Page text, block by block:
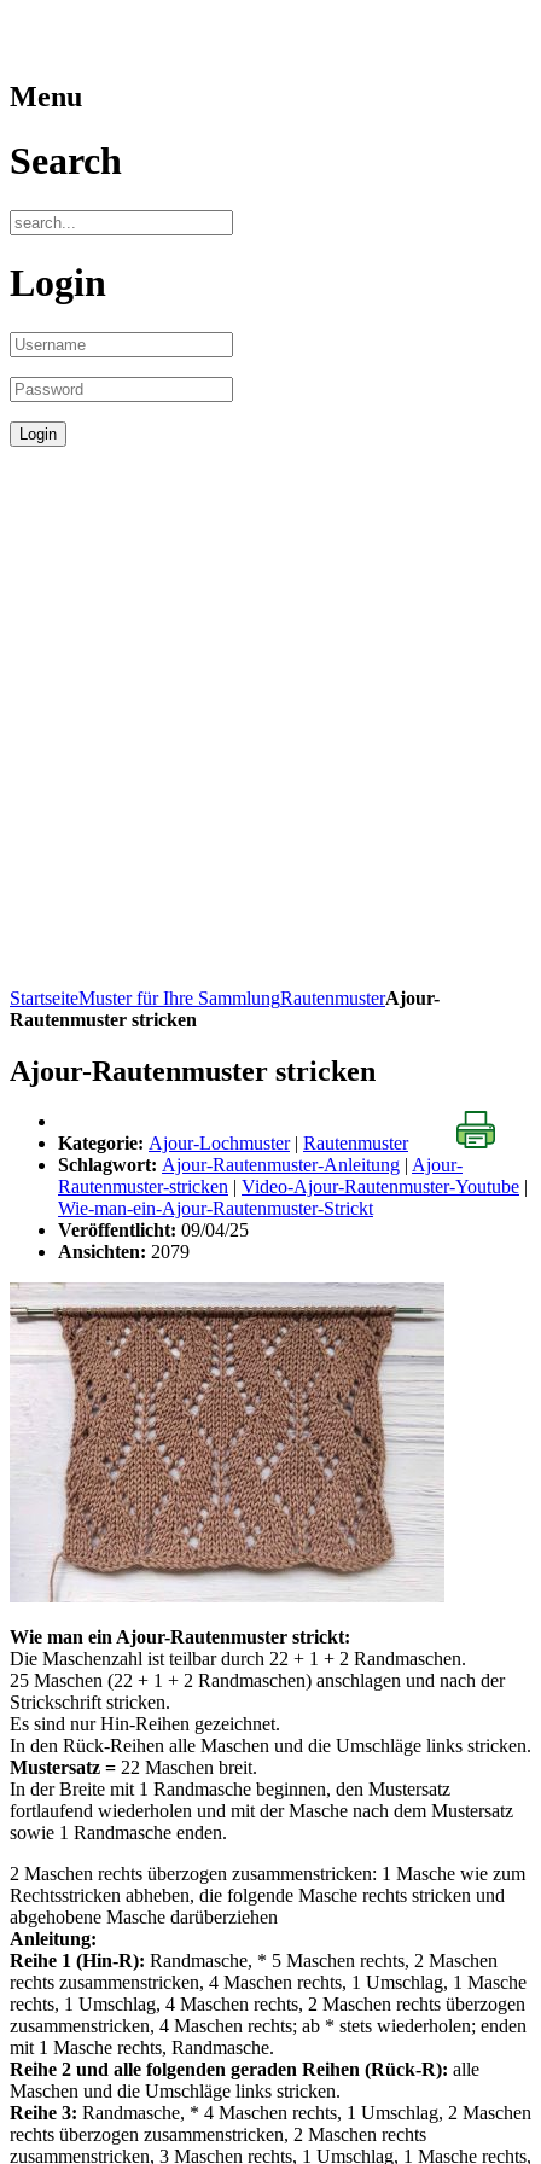
Menu
Search
Login
StartseiteMuster für Ihre SammlungRautenmusterAjour-
Rautenmuster stricken
Ajour-Rautenmuster stricken
Kategorie: Ajour-Lochmuster| Rautenmuster
Schlagwort: Ajour-Rautenmuster-Anleitung Ajour-
Rautenmuster-stricken
Video-Ajour-Rautenmuster-Youtube
Wie-man-ein-Ajour-Rautenmuster-Strickt
Veröffentlicht: 09/04/25
Ansichten: 2079
Wie man ein Ajour-Rautenmuster strickt:
Die Maschenzahl ist teilbar durch 22 + 1 + 2 Randmaschen.
25 Maschen (22 + 1 + 2 Randmaschen) anschlagen und nach der
Strickschrift stricken.
Es sind nur Hin-Reihen gezeichnet.
In den Rück-Reihen alle Maschen und die Umschläge links stricken.
Mustersatz = 22 Maschen breit.
In der Breite mit 1 Randmasche beginnen, den Mustersatz
fortlaufend wiederholen und mit der Masche nach dem Mustersatz
sowie 1 Randmasche enden.
2 Maschen rechts überzogen zusammenstricken: 1 Masche wie zum
Rechtsstricken abheben, die folgende Masche rechts stricken und
abgehobene Masche darüberziehen
Anleitung:
Reihe 1 (Hin-R): Randmasche, * 5 Maschen rechts, 2 Maschen
rechts zusammenstricken, 4 Maschen rechts, 1 Umschlag, 1 Masche
rechts, 1 Umschlag, 4 Maschen rechts, 2 Maschen rechts überzogen
zusammenstricken, 4 Maschen rechts; ab * stets wiederholen; enden
mit 1 Masche rechts, Randmasche.
Reihe 2 und alle folgenden geraden Reihen (Rück-R): alle
Maschen und die Umschläge links stricken.
Reihe 3: Randmasche, * 4 Maschen rechts, 1 Umschlag, 2 Maschen
rechts überzogen zusammenstricken, 2 Maschen rechts
zusammenstricken, 3 Maschen rechts, 1 Umschlag, 1 Masche rechts,